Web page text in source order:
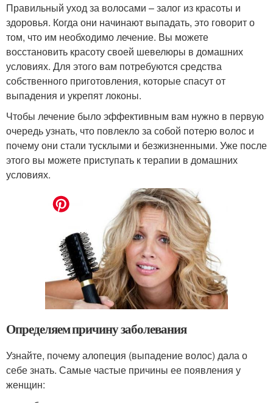
Правильный уход за волосами – залог из красоты и
здоровья. Когда они начинают выпадать, это говорит о
том, что им необходимо лечение. Вы можете
восстановить красоту своей шевелюры в домашних
условиях. Для этого вам потребуются средства
собственного приготовления, которые спасут от
выпадения и укрепят локоны.
Чтобы лечение было эффективным вам нужно в первую
очередь узнать, что повлекло за собой потерю волос и
почему они стали тусклыми и безжизненными. Уже после
этого вы можете приступать к терапии в домашних
условиях.
Определяем причину заболевания
Узнайте, почему алопеция (выпадение волос) дала о
себе знать. Самые частые причины ее появления у
женщин: